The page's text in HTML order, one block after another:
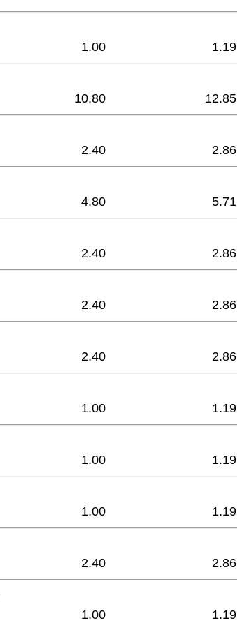
1.00 1.19
10.80 12.85
2.40 2.86
4.80 5.71
2.40 2.86
2.40 2.86
2.40 2.86
1.00 1.19
1.00 1.19
1.00 1.19
2.40 2.86
1.00 1.19